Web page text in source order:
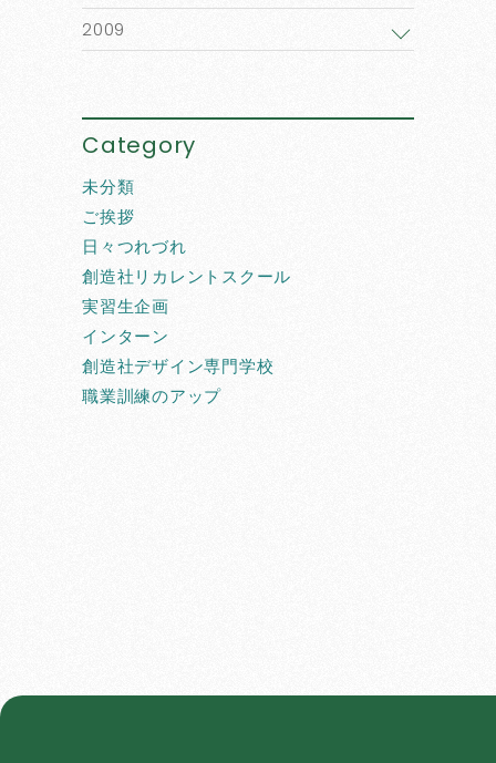
2009
Category
未分類
ご挨拶
日々つれづれ
創造社リカレントスクール
実習生企画
インターン
創造社デザイン専門学校
職業訓練のアップ